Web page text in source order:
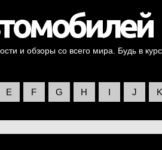
и обзоры со всего мира. Будь в
E F G H I J K